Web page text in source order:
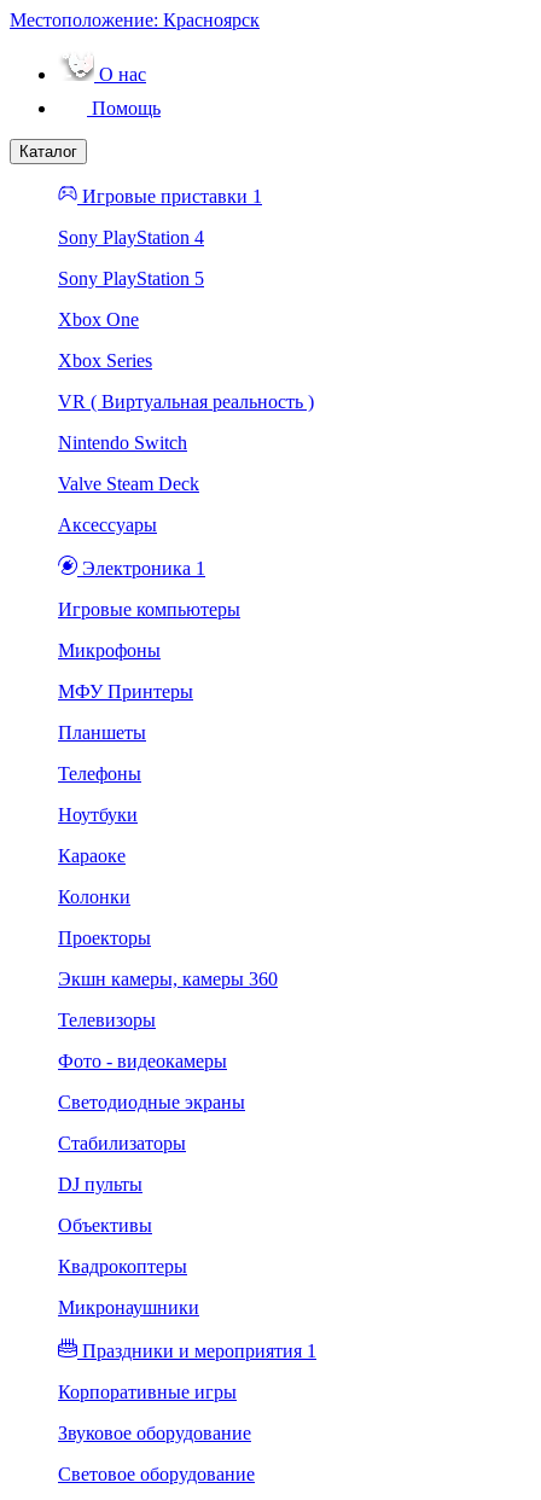
Местоположение: Красноярск
О нас
Помощь
Каталог
Игровые приставки 1
Sony PlayStation 4
Sony PlayStation 5
Xbox One
Xbox Series
VR ( Виртуальная реальность )
Nintendo Switch
Valve Steam Deck
Аксессуары
Электроника 1
Игровые компьютеры
Микрофоны
МФУ Принтеры
Планшеты
Телефоны
Ноутбуки
Караоке
Колонки
Проекторы
Экшн камеры, камеры 360
Телевизоры
Фото - видеокамеры
Светодиодные экраны
Стабилизаторы
DJ пульты
Объективы
Квадрокоптеры
Микронаушники
Праздники и мероприятия 1
Корпоративные игры
Звуковое оборудование
Световое оборудование